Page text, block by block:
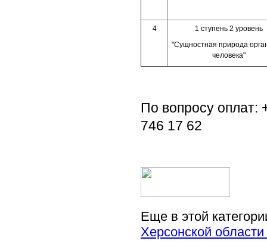
4
1 ступень 2 уровень
"Сущностная природа
человека"
По вопросу
746 17 62
Еще в этой
Херсонской области